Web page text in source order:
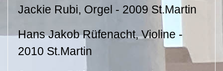
Jackie Rubi, Orgel - 2009 St.Martin
Hans Jakob Rüfenacht, Violine -
2010 St.Martin